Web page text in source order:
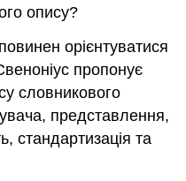
опису?
орієнтуватися
пропонує
словникового
представлення,
стандартизація та